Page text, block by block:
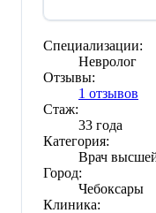
Специализации:
Невролог
Отзывы:
1 отзывов
Стаж:
33 года
Категория:
Врач
Город:
Чебоксары
Клиника: